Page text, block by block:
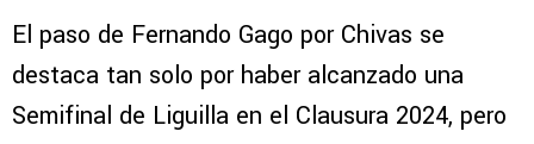
El paso de Fernando Gago por Chivas se
destaca tan solo por haber alcanzado una
Semifinal de Liguilla en el Clausura 2024, pero